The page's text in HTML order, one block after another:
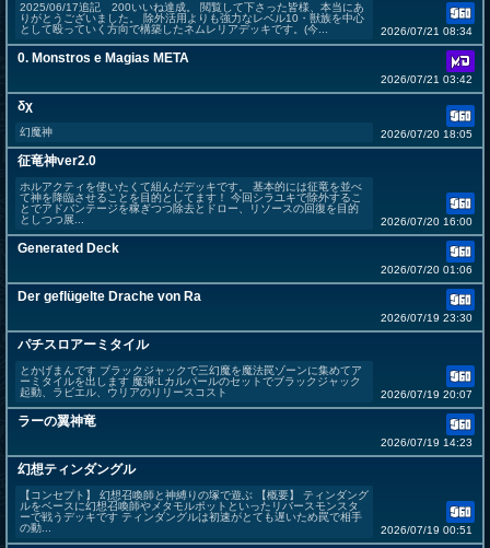
2025/06/17追記 200いいね達成。 閲覧して下さった皆様、本当にあ
りがとうございました。 除外活用よりも強力なレベル10・獣族を中心
として殴っていく方向で構築したネムレリアデッキです。(今...
2026/07/21 08:34
0. Monstros e Magias META
2026/07/21 03:42
δχ
幻魔神 2026/07/20 18:05
征竜神ver2.0
ホルアクティを使いたくて組んだデッキです。 基本的には征竜を並べ
て神を降臨させることを目的としてます！ 今回シラユキで除外するこ
とでアドバンテージを稼ぎつつ除去とドロー、リソースの回復を目的
としつつ展...
2026/07/20 16:00
Generated Deck
2026/07/20 01:06
Der geflügelte Drache von Ra
2026/07/19 23:30
パチスロアーミタイル
とかげまんです ブラックジャックで三幻魔を魔法罠ゾーンに集めてア
ーミタイルを出します 魔弾:Lカルパールのセットでブラックジャック
起動、ラビエル、ウリアのリリースコスト
2026/07/19 20:07
ラーの翼神竜
2026/07/19 14:23
幻想ティンダングル
【コンセプト】 幻想召喚師と神縛りの塚で遊ぶ 【概要】 ティンダング
ルをベースに幻想召喚師やメタモルポットといったリバースモンスタ
ーで戦うデッキです ティンダングルは初速がとても遅いため罠で相手
の動...
2026/07/19 00:51